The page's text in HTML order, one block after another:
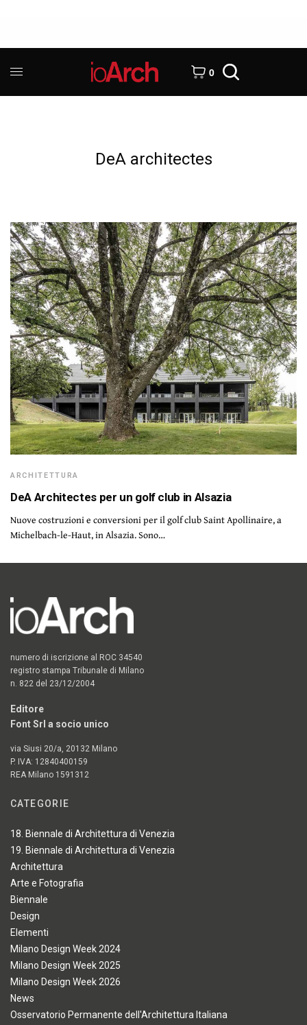
0
DeA architectes
ARCHITETTURA
DeA Architectes per un golf club in Alsazia
Nuove costruzioni e conversioni per il golf club Saint Apollinaire, a
Michelbach-le-Haut, in Alsazia. Sono…
numero di iscrizione al ROC 34540
registro stampa Tribunale di Milano
n. 822 del 23/12/2004
Editore
Font Srl a socio unico
via Siusi 20/a, 20132 Milano
P. IVA: 12840400159
REA Milano 1591312
CATEGORIE
18. Biennale di Architettura di Venezia
19. Biennale di Architettura di Venezia
Architettura
Arte e Fotografia
Biennale
Design
Elementi
Milano Design Week 2024
Milano Design Week 2025
Milano Design Week 2026
News
Osservatorio Permanente dell'Architettura Italiana